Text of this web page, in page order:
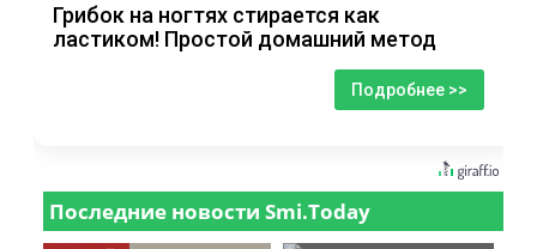
Грибок на ногтях стирается как
ластиком! Простой домашний метод
Подробнее >>